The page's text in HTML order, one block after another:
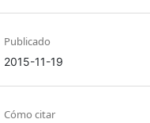
Publicado
2015-11-19
Cómo citar